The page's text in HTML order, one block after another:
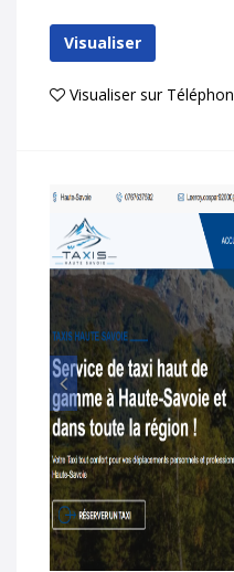
Visualiser
Visualiser sur
Prec